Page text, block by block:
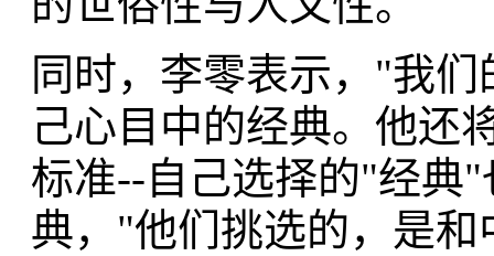
同时，李零表示，"我
己心目中的经典。他还
标准--自己选择的"经典
典，"他们挑选的，是